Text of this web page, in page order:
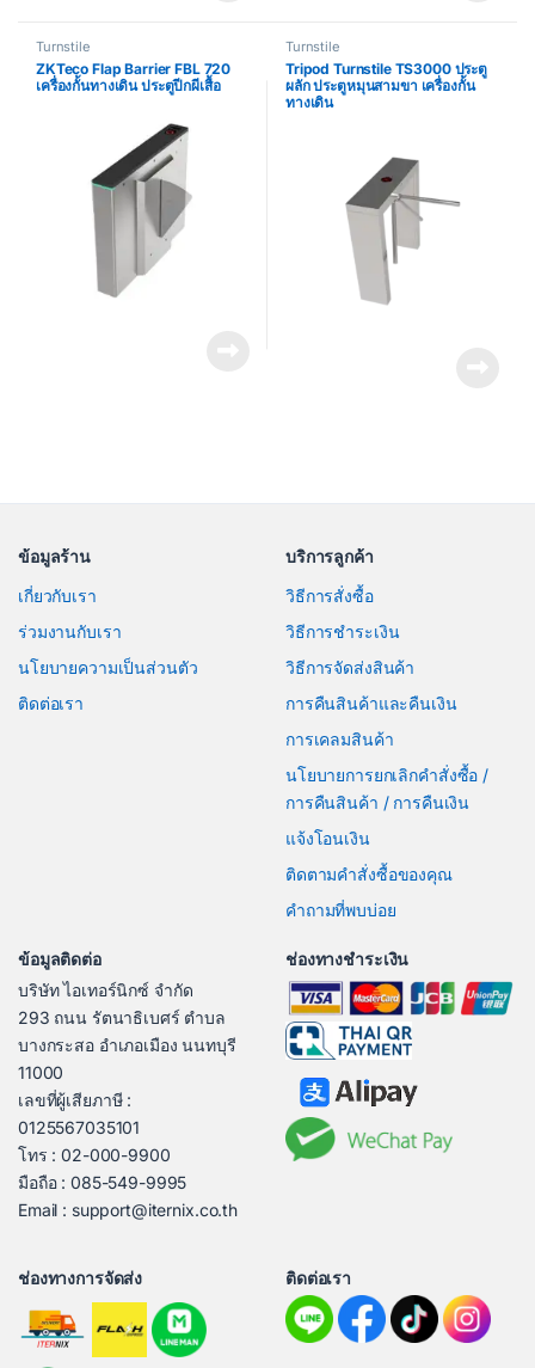
Turnstile
ZKTeco Flap Barrier FBL 720
เครื่องกั้นทางเดิน ประตูปีกผีเสื้อ
Turnstile
Tripod Turnstile TS3000 ประตู
ผลัก ประตูหมุนสามขา เครื่องกั้น
ทางเดิน
ข้อมูลร้าน
เกี่ยวกับเรา
ร่วมงานกับเรา
นโยบายความเป็นส่วนตัว
ติดต่อเรา
บริการลูกค้า
วิธีการสั่งซื้อ
วิธีการชำระเงิน
วิธีการจัดส่งสินค้า
การคืนสินค้าและคืนเงิน
การเคลมสินค้า
นโยบายการยกเลิกคำสั่งซื้อ /
การคืนสินค้า / การคืนเงิน
แจ้งโอนเงิน
ติดตามคำสั่งซื้อของคุณ
คำถามที่พบบ่อย
ข้อมูลติดต่อ
บริษัท ไอเทอร์นิกซ์ จำกัด
293 ถนน รัตนาธิเบศร์ ตำบล
บางกระสอ อำเภอเมือง นนทบุรี
11000
เลขที่ผู้เสียภาษี :
0125567035101
โทร : 02-000-9900
มือถือ : 085-549-9995
Email : support@iternix.co.th
ช่องทางชำระเงิน
ช่องทางการจัดส่ง ติดต่อเรา